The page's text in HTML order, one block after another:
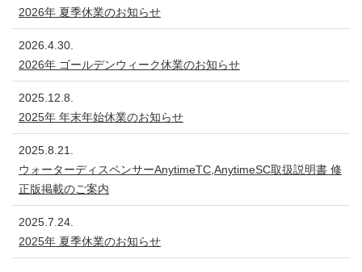
2026年 夏季休業のお知らせ
2026.4.30.
2026年 ゴールデンウィーク休業のお知らせ
2025.12.8.
2025年 年末年始休業のお知らせ
2025.8.21.
ウォーターディスペンサーAnytimeTC,AnytimeSC取扱説明書 修
正版掲載のご案内
2025.7.24.
2025年 夏季休業のお知らせ